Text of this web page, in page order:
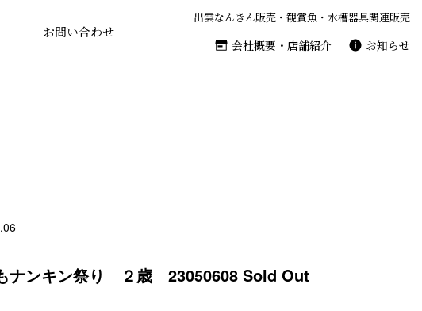
出雲なんきん販売・観賞魚・水槽器具関連販売
会社概要・店舗紹介 お知らせ
お問い合わせ
ナンキン祭り ２歳 23050608 Sold Out